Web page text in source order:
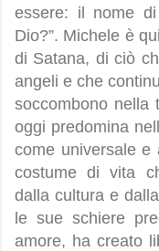
essere: il nome
Dio?”. Michele è
di Satana, di ciò
angeli e che
soccombono nella
oggi predomina
come universale e
costume di vita
dalla cultura e
le sue schiere
amore, ha creato